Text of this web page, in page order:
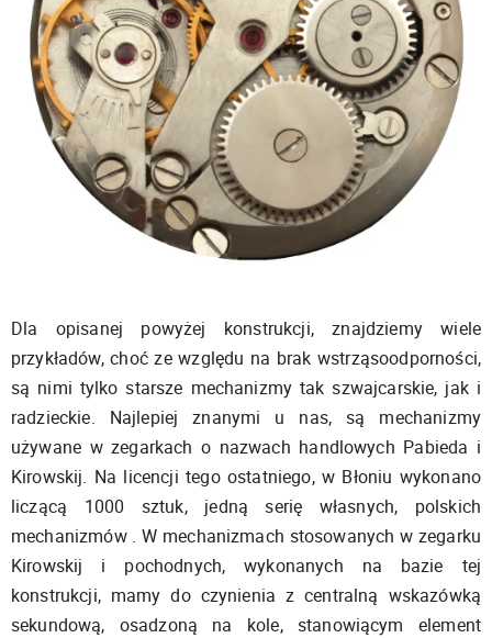
Dla opisanej powyżej konstrukcji, znajdziemy wiele
przykładów, choć ze względu na brak wstrząsoodporności,
są nimi tylko starsze mechanizmy tak szwajcarskie, jak i
radzieckie. Najlepiej znanymi u nas, są mechanizmy
używane w zegarkach o nazwach handlowych Pabieda i
Kirowskij. Na licencji tego ostatniego, w Błoniu wykonano
liczącą 1000 sztuk, jedną serię własnych, polskich
mechanizmów . W mechanizmach stosowanych w zegarku
Kirowskij i pochodnych, wykonanych na bazie tej
konstrukcji, mamy do czynienia z centralną wskazówką
sekundową, osadzoną na kole, stanowiącym element